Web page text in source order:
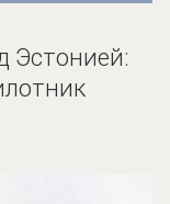
Эстонией: